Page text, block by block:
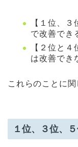
【１位、
で改善でき
【２位と
は改善でき
これらのことに
１位、３位、